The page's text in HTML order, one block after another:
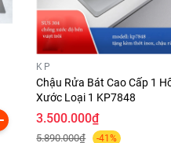
KP
Chậu Rửa Bát Cao Cấp 1
Xước Loại 1 KP7848
3.500.000₫
5.890.000₫ -41%